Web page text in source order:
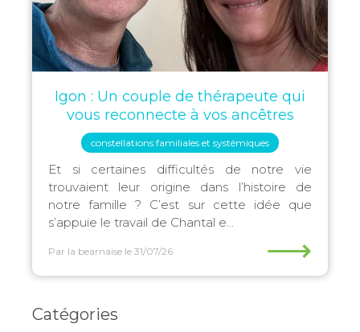
Igon : Un couple de thérapeute qui
vous reconnecte à vos ancêtres
constellations familiales et systémiques
Et si certaines difficultés de notre vie
trouvaient leur origine dans l’histoire de
notre famille ? C’est sur cette idée que
s’appuie le travail de Chantal e...
Par la bearnaise le 31/07/26 ⟶
Catégories